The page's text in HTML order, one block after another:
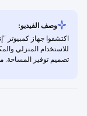
وصف الفيديو:
اكتشفوا جهاز كمبيوتر
للاستخدام المنزلي
تصميم توفير المساحة.